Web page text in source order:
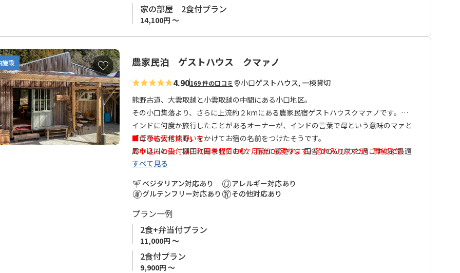
素材や無添加にこだわった手作りの食事は評判で、肉や魚を使わない意識の高いビーガ
ン料理もリクエスト可能です。
本宮から那智山へとつながる熊野古道は小雲取越ルートと大雲取越ルートで構成されて
おり、小口はちょうどその中間地点に位置し、熊野古道を歩きの重要なポイントです。
熊野古道歩きはもちろん、熊野川川舟下り乗り場にも近く、周辺観光にもご利用いただ
けます。
家の部屋 2食付プラン
14,100円 ～
施設
お
気
に
入
り
に
追
加
農家民泊 ゲストハウス クマァノ
4.90169 件の口コミ 小口ゲストハウス, 一棟貸切
熊野古道、大雲取越と小雲取越の中間にある小口地区。
その小口集落より、さらに上流約２kmにある農家民宿ゲストハウスクマァノです。
インドに何度か旅行したことがあるオーナーが、インドの言葉で母という意味のマァと
「母なる大地熊野」をかけてお宿の名前をつけたそうです。
周りは川と山、棚田に囲まれており、清流に癒され、田舎でのんびりと過ごすのに最適
です。
お食事は自家農園で採れた無農薬野菜を中心とした家庭的な内容です。
１組限定なので、ご家族で、お友達同士で気兼ねなくお過ごしいただけます。
当館は2名様からのご利用に限らせて頂きます。
■ご予約受付について
お申込みの受付はご利用希望日の6ケ月前から承ります。恐れ入りますが、事前受付は
いたしかねますので、ご利用希望日の6ケ月前以降にお申込みいただきますようお願い
すべて見る
ベジタリアン対応あり
グルテンフリー対応あり
アレルギー対応あり
その他対応あり
プラン一例
2食+弁当付プラン
11,000円 ～
2食付プラン
9,900円 ～